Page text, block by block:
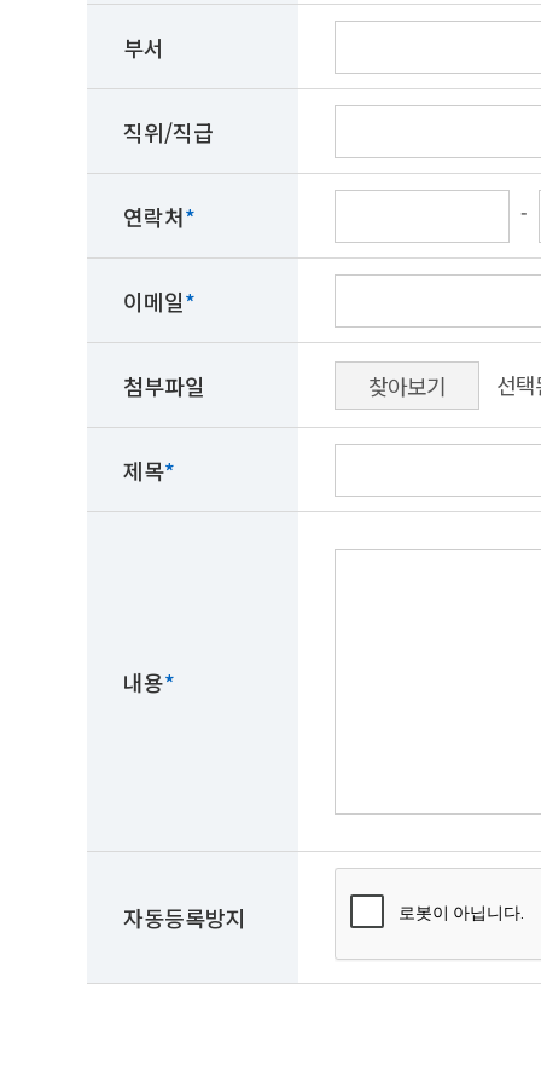
부서
직위/직급
연락처* -
이메일*
첨부파일 찾아보기
제목*
내용*
자동등록방지